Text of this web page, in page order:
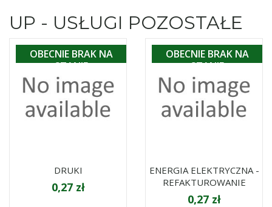
UP - USŁUGI POZOSTAŁE
DRUKI
0,27 zł
OBECNIE BRAK NA
STANIE
ENERGIA ELEKTRYCZNA -
REFAKTUROWANIE
0,27 zł
OBECNIE BRAK NA
STANIE